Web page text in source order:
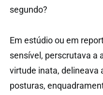
segundo?
Em estúdio ou em
sensível, perscrutava a
virtude inata, delineava
posturas,